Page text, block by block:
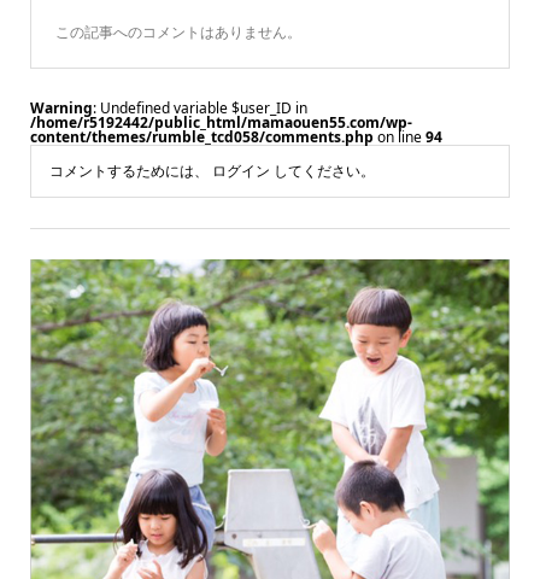
この記事へのコメントはありません。
Warning: Undefined variable $user_ID in
/home/r5192442/public_html/mamaouen55.com/wp-
content/themes/rumble_tcd058/comments.php on line94
コメントするためには、
ログイン してください。